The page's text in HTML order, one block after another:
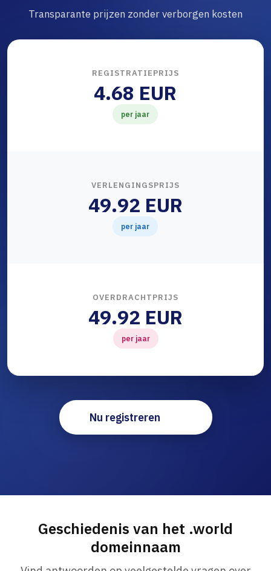
Transparante prijzen zonder verborgen kosten
REGISTRATIEPRIJS
4.68 EUR
per jaar
VERLENGINGSPRIJS
49.92 EUR
per jaar
OVERDRACHTPRIJS
49.92 EUR
per jaar
Nu registreren
Geschiedenis van het .world
domeinnaam